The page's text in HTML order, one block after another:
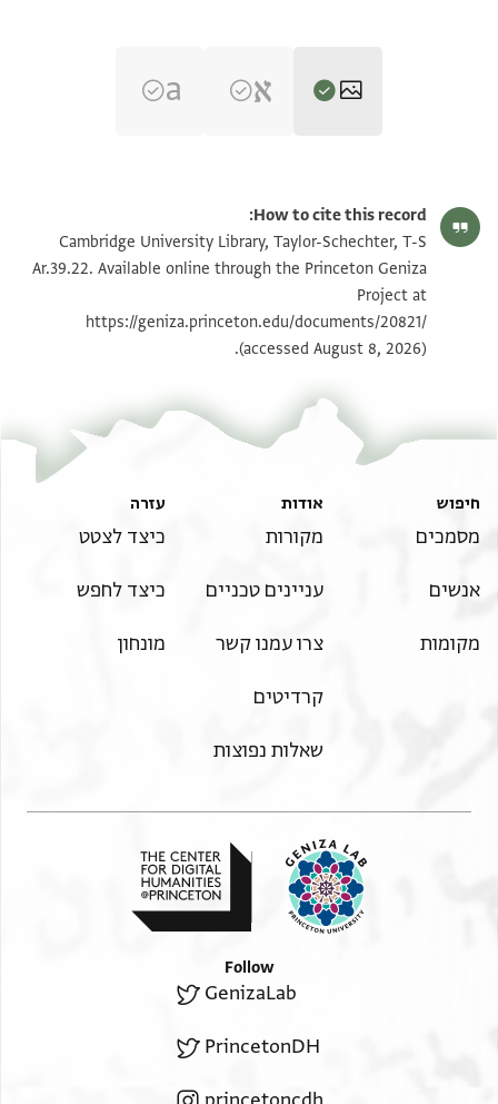
T-S Ar.39.22 1v הגדל וסובב
תנאי היתר שימוש בתצלום
How to cite this record:
Cambridge University Library, Taylor-Schechter, T-S
Ar.39.22. Available online through the Princeton Geniza
Project at
https://geniza.princeton.edu/documents/20821/
(accessed August 8, 2026).
חיפוש
מסמכים
אנשים
מקומות
אודות
מקורות
עניינים טכניים
צרו עמנו קשר
קרדיטים
שאלות נפוצות
עזרה
כיצד לצטט
כיצד לחפש
מונחון
Follow
GenizaLab
PrincetonDH